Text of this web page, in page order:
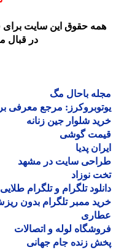
حقوق این سایت برای
در قبال
باحال مگ
مرجع معرفی
شلوار جین زنانه
گوشی
پدیا
سایت در مشهد
نوزاد
تلگرام و تلگرام طلایی
ممبر تلگرام بدون ریزش
لوله و اتصالات
زنده جام جهانی